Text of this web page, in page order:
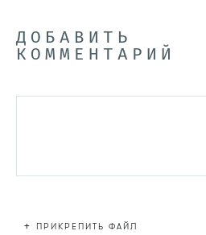
ДОБАВИТЬ
КОММЕНТАРИЙ
+ ПРИКРЕПИТЬ ФАЙЛ